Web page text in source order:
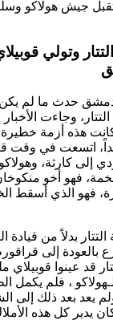
جيش هولاكو
وتولي
دمشق حدث ما لم
وجاءت الأخبار
هذه أزمة خطيرة
اتسعت في وقت
إلى كارثة، وهولاكو
فهو أخو
فهو الذي أسقط
بدلاً من قيادة
بالعودة إلى
قد عينوا قوبيلاي
هولاكو ، فلم يكمل
يعد بعد ذلك إلى
يدير كل هذه